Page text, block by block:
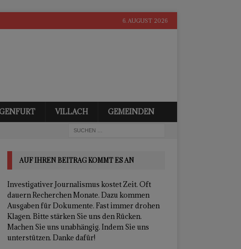
6. AUGUST 2026
VILLACH GEMEINDEN
AUF IHREN BEITRAG KOMMT ES AN
Investigativer Journalismus kostet Zeit. Oft
dauern Recherchen Monate. Dazu kommen
Ausgaben für Dokumente. Fast immer drohen
Klagen. Bitte stärken Sie uns den Rücken.
Machen Sie uns unabhängig. Indem Sie uns
unterstützen. Danke dafür!